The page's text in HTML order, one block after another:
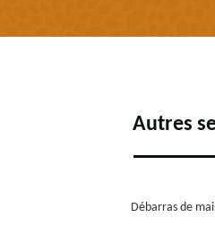
Autres
Débarras de